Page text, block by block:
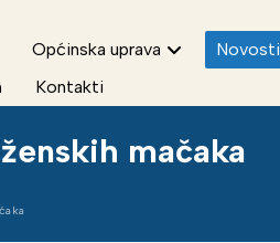
Općinska uprava Novosti
Kontakti
mačaka